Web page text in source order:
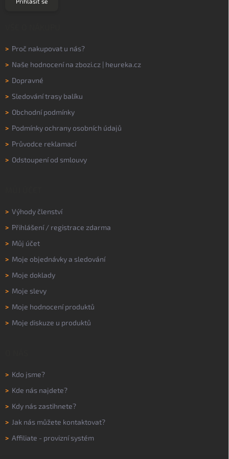
> Proč nakupovat u nás?
> Naše hodnocení na zbozi.cz | heureka.cz
> Dopravné
> Sledování trasy balíku
> Obchodní podmínky
> Podmínky ochrany osobních údajů
> Průvodce reklamací
> Odstoupení od smlouvy
> Výhody členství
> Přihlášení/ registrace zdarma
> Můj účet
> Moje objednávky a sledování
> Moje doklady
> Moje slevy
> Moje hodnocení produktů
> Moje diskuze u produktů
> Kdo jsme?
> Kde nás najdete?
> Kdy nás zastihnete?
> Jak nás můžete kontaktovat?
> Affiliate - provizní systém